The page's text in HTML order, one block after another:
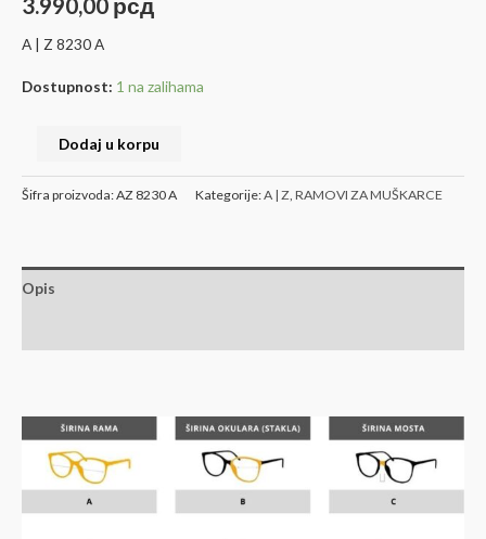
3.990,00 рсд
A | Z 8230 A
Dostupnost: 1 na zalihama
Dodaj u korpu
Šifra proizvoda:AZ 8230 A Kategorije:A | Z, RAMOVI ZA MUŠKARCE
Opis